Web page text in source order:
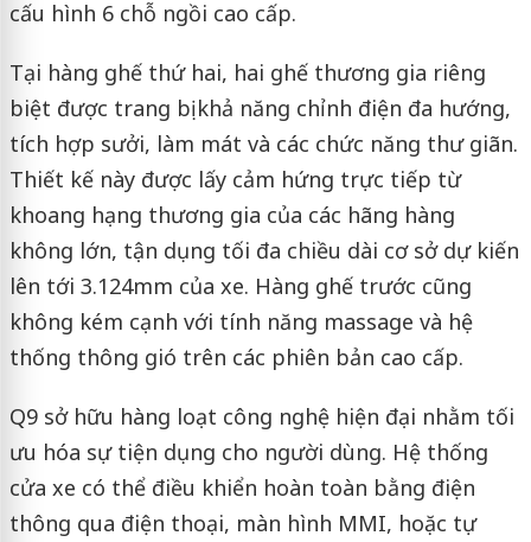
cấu hình 6 chỗ ngồi cao cấp.
Tại hàng ghế thứ hai, hai ghế thương gia riêng
biệt được trang bị khả năng chỉnh điện đa hướng,
tích hợp sưởi, làm mát và các chức năng thư giãn.
Thiết kế này được lấy cảm hứng trực tiếp từ
khoang hạng thương gia của các hãng hàng
không lớn, tận dụng tối đa chiều dài cơ sở dự kiến
lên tới 3.124mm của xe. Hàng ghế trước cũng
không kém cạnh với tính năng massage và hệ
thống thông gió trên các phiên bản cao cấp.
Q9 sở hữu hàng loạt công nghệ hiện đại nhằm tối
ưu hóa sự tiện dụng cho người dùng. Hệ thống
cửa xe có thể điều khiển hoàn toàn bằng điện
thông qua điện thoại, màn hình MMI, hoặc tự